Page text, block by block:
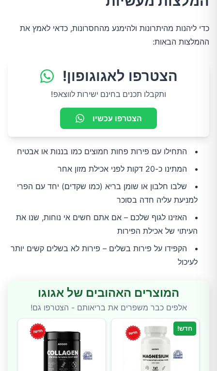
ההמלצות הבאות:
הצטרפו לאגוגופון!
ותקבלו תכנים בחינם ישירות לווצאפ!
הצטרפו עכשיו
התחילו עם פירות פחות חמוצים כמו בננות או אבטיח
המתינו כ-20 דקות לפני אכילת מזון אחר
שלבו חלבון או שומן בריא (כמו שקדים) יחד עם הפרי
למניעת עליה חדה בסוכר
האזינו לגוף שלכם – אם אתם חשים אי נוחות, שנו את
העיתוי של אכילת הפירות
הקפידו על פירות בשלים – פירות לא בשלים קשים יותר
לעיכול
המוצרים האהובים של אגוגו
אלפים כבר משפרים את בריאותם - הצטרפו גם!
חדש!